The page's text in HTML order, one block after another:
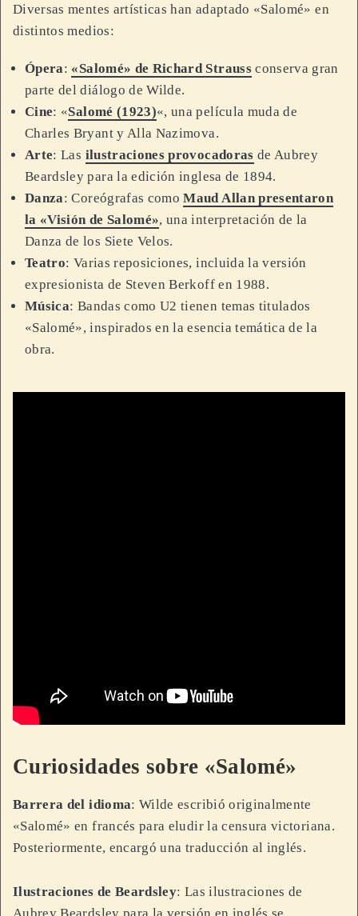
Diversas mentes artísticas han adaptado «Salomé» en
distintos medios:
Ópera: «Salomé» de Richard Straussconserva gran
parte del diálogo de Wilde.
Cine: «Salomé (1923)«, una película muda de
Charles Bryant y Alla Nazimova.
Arte: Las ilustraciones provocadoras de Aubrey
Beardsley para la edición inglesa de 1894.
Danza: Coreógrafas comoMaud Allan presentaron
la «Visión de Salomé», una interpretación de la
Danza de los Siete Velos.
Teatro: Varias reposiciones, incluida la versión
expresionista de Steven Berkoff en 1988.
Música: Bandas como U2 tienen temas titulados
«Salomé», inspirados en la esencia temática de la
obra.
Curiosidades sobre «Salomé»
Barrera del idioma: Wilde escribió originalmente
«Salomé» en francés para eludir la censura victoriana.
Posteriormente, encargó una traducción al inglés.
Ilustraciones de Beardsley: Las ilustraciones de